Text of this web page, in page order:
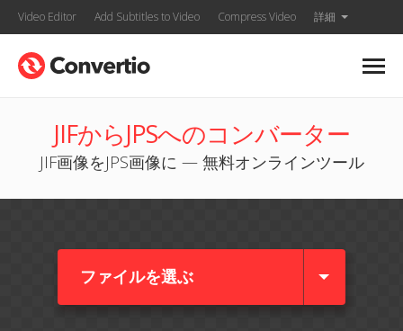
Video Editor Add Subtitles to Video Compress Video 詳細
JIFからJPSへのコンバーター
JIF画像をJPS画像に — 無料オンラインツール
ファイルを選ぶ